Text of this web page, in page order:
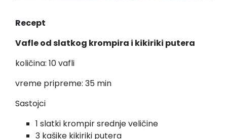
Recept
Vafle od slatkog krompira i kikiriki putera
količina: 10 vafli
vreme pripreme: 35 min
Sastojci
1 slatki krompir srednje veličine
3 kašike kikiriki putera